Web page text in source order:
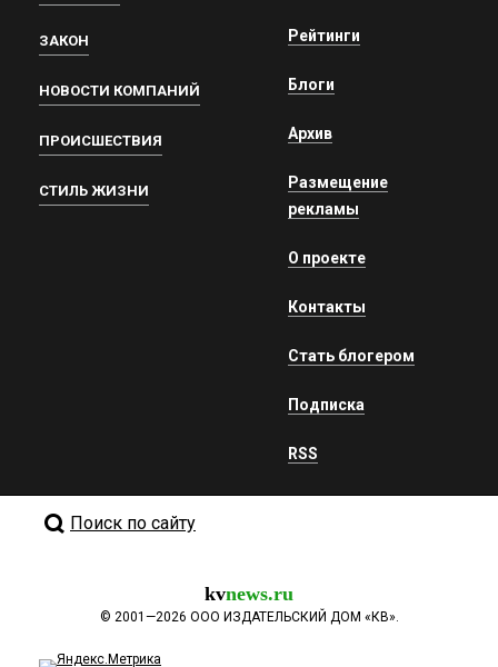
ЗАКОН
НОВОСТИ КОМПАНИЙ
ПРОИСШЕСТВИЯ
СТИЛЬ ЖИЗНИ
Рейтинги
Блоги
Архив
Размещение
рекламы
О проекте
Контакты
Стать блогером
Подписка
RSS
Поиск по сайту
kvnews.ru
© 2001—2026 ООО ИЗДАТЕЛЬСКИЙ ДОМ «КВ».